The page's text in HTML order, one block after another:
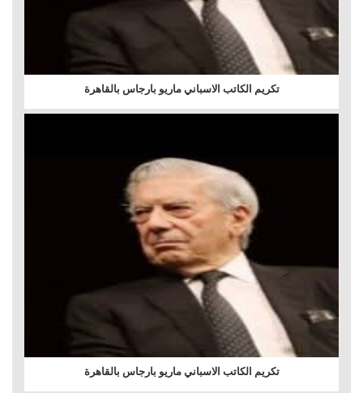
تكريم الكاتب الاسباني ماريو بارجاس بالقاهرة
تكريم الكاتب الاسباني ماريو بارجاس بالقاهرة